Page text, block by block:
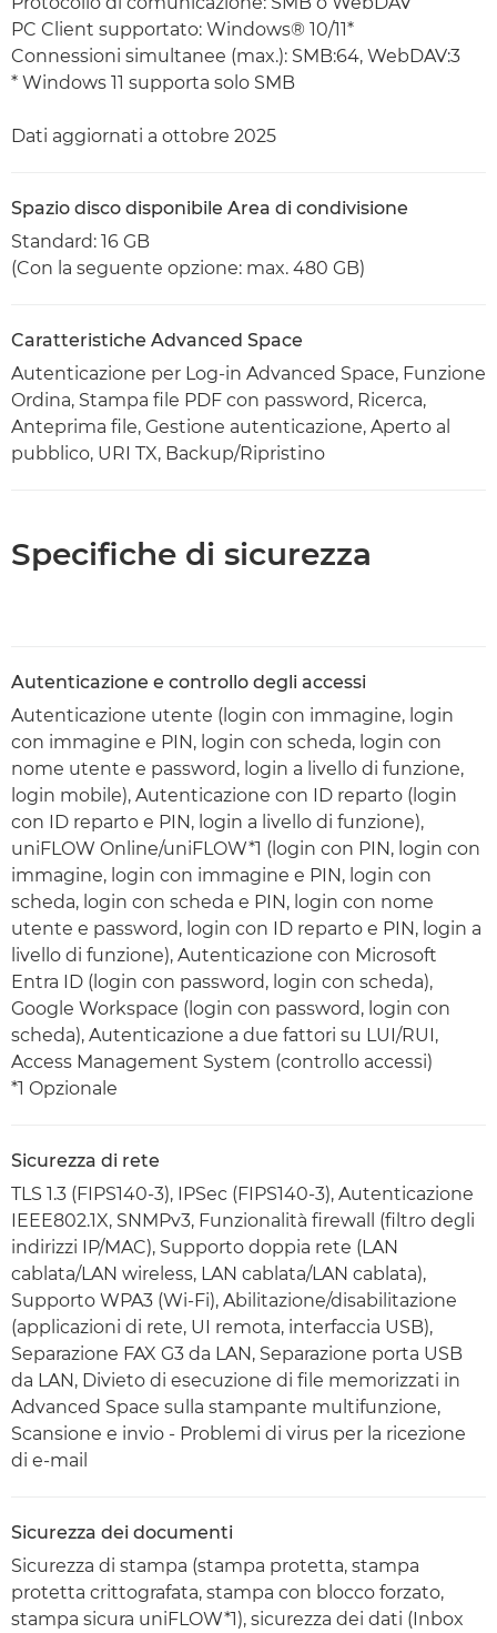
PC Client supportato: Windows® 10/11*
Connessioni simultanee (max.): SMB:64, WebDAV:3
* Windows 11 supporta solo SMB
Dati aggiornati a ottobre 2025
Spazio disco disponibile Area di condivisione
Standard: 16 GB
(Con la seguente opzione: max. 480 GB)
Caratteristiche Advanced Space
Autenticazione per Log-in Advanced Space, Funzione
Ordina, Stampa file PDF con password, Ricerca,
Anteprima file, Gestione autenticazione, Aperto al
pubblico, URI TX, Backup/Ripristino
Specifiche di sicurezza
Autenticazione e controllo degli accessi
Autenticazione utente (login con immagine, login
con immagine e PIN, login con scheda, login con
nome utente e password, login a livello di funzione,
login mobile), Autenticazione con ID reparto (login
con ID reparto e PIN, login a livello di funzione),
uniFLOW Online/uniFLOW*1 (login con PIN, login con
immagine, login con immagine e PIN, login con
scheda, login con scheda e PIN, login con nome
utente e password, login con ID reparto e PIN, login a
livello di funzione), Autenticazione con Microsoft
Entra ID (login con password, login con scheda),
Google Workspace (login con password, login con
scheda), Autenticazione a due fattori su LUI/RUI,
Access Management System (controllo accessi)
*1 Opzionale
Sicurezza di rete
TLS 1.3 (FIPS140-3), IPSec (FIPS140-3), Autenticazione
IEEE802.1X, SNMPv3, Funzionalità firewall (filtro degli
indirizzi IP/MAC), Supporto doppia rete (LAN
cablata/LAN wireless, LAN cablata/LAN cablata),
Supporto WPA3 (Wi-Fi), Abilitazione/disabilitazione
(applicazioni di rete, UI remota, interfaccia USB),
Separazione FAX G3 da LAN, Separazione porta USB
da LAN, Divieto di esecuzione di file memorizzati in
Advanced Space sulla stampante multifunzione,
Scansione e invio - Problemi di virus per la ricezione
di e-mail
Sicurezza dei documenti
Sicurezza di stampa (stampa protetta, stampa
protetta crittografata, stampa con blocco forzato,
stampa sicura uniFLOW*1), sicurezza dei dati (Inbox